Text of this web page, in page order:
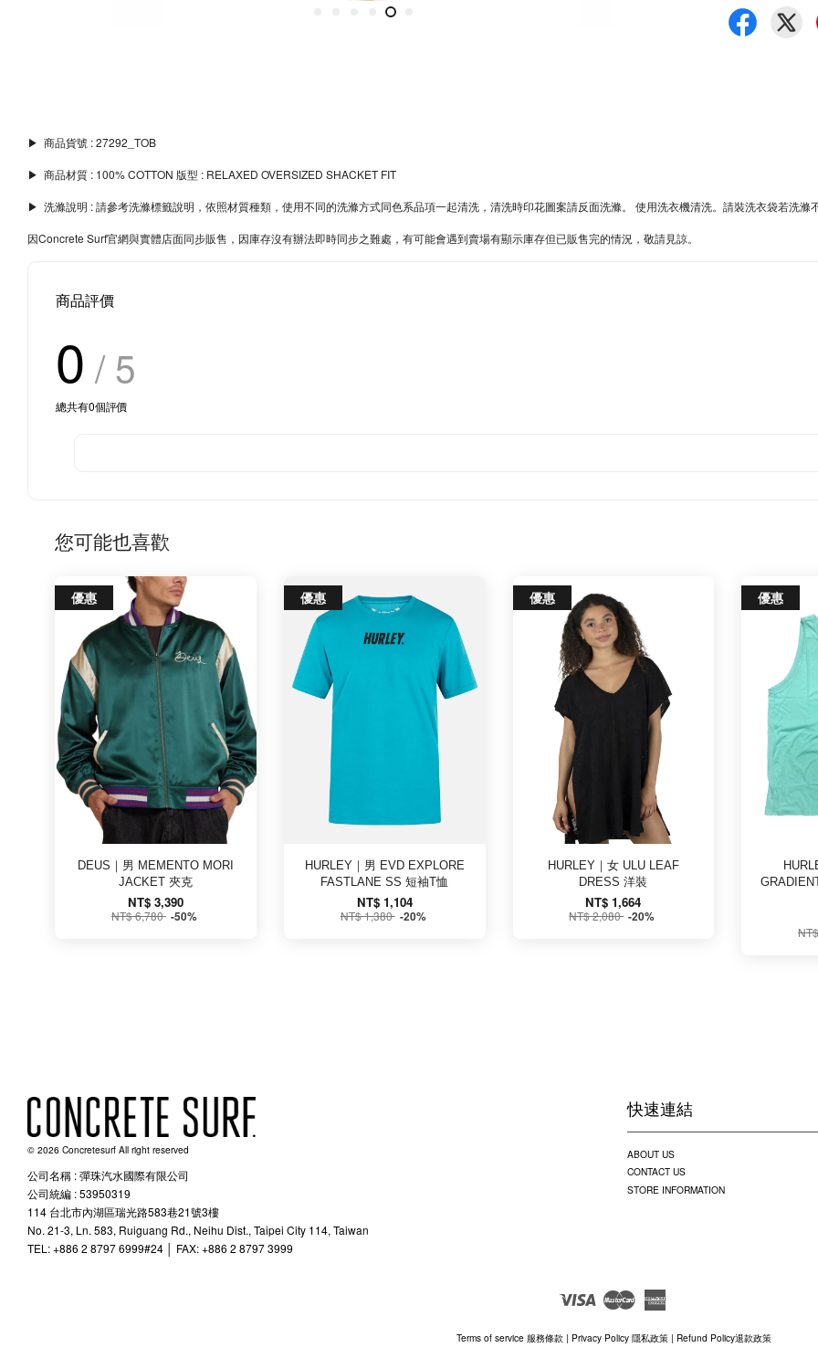
▶︎ 商品貨號 : 27292_TOB
▶︎ 商品材質 : 100% COTTON 版型 : RELAXED OVERSIZED SHACKET FIT
▶︎ 洗滌說明 : 請參考洗滌標籤說明，依照材質種類，使用不同的洗滌方式同色系品項一起清洗，清洗時印花圖案請反面洗滌。 使用洗衣機清洗。請裝洗衣袋若洗滌
因Concrete Surf官網與實體店面同步販售，因庫存沒有辦法即時同步之難處，有可能會遇到賣場有顯示庫存但已販售完的情況，敬請見諒。
商品評價
0 / 5
總共有0個評價
您可能也喜歡
優惠
DEUS｜男 MEMENTO MORI
JACKET 夾克
NT$ 3,390
NT$ 6,780 -50%
優惠
HURLEY｜男 EVD EXPLORE
FASTLANE SS 短袖T恤
NT$ 1,104
NT$ 1,380 -20%
優惠
HURLEY｜女 ULU LEAF
DRESS 洋裝
NT$ 1,664
NT$ 2,080 -20%
優惠
© 2026 Concretesurf All right reserved
公司名稱 : 彈珠汽水國際有限公司
公司統編 : 53950319
快速連結
ABOUT US
CONTACT US
STORE INFORMATION
114 台北市內湖區瑞光路583巷21號3樓
No. 21-3, Ln. 583, Ruiguang Rd., Neihu Dist., Taipei City 114, Taiwan
TEL: +886 2 8797 6999#24 │ FAX: +886 2 8797 3999
Visa Master
Terms of service 服務條款| Privacy Policy 隱私政策| Refund Policy退款政策